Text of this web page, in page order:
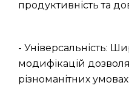
продуктивність та
- Універсальність:
модифікацій
різноманітних